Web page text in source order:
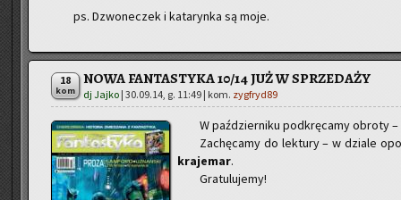
ps. Dzwo­ne­czek i ka­ta­ryn­ka są moje.
18
kom
NOWA FANTASTYKA 10/14 JUŻ W SPRZEDAŻY
dj Jajko | 30.09.14, g. 11:49 | kom. zygfryd89
W paź­dzier­ni­ku pod­krę­ca­my ob­ro­ty
Za­chę­ca­my do lek­tu­ry – w dzia­le
kra­je­mar.
Gra­tu­lu­je­my!